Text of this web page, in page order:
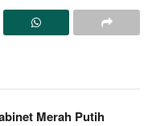
Merah Putih